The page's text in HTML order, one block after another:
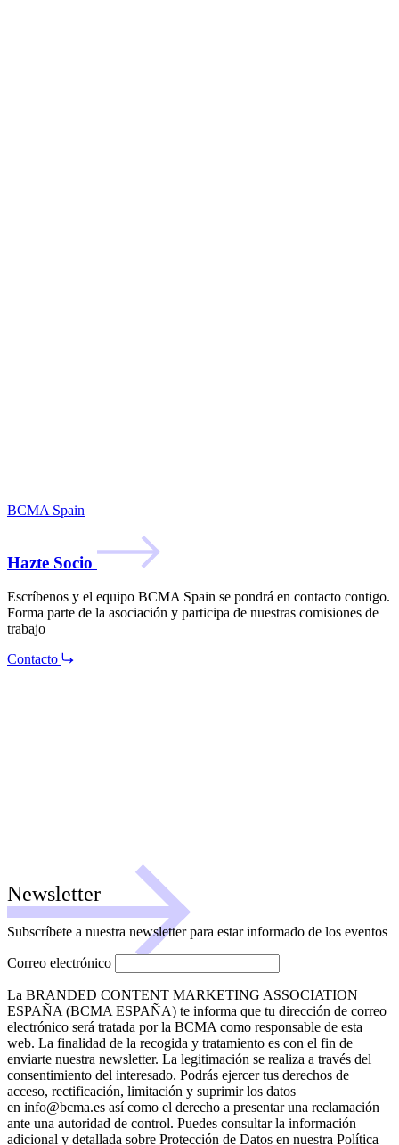
BCMA Spain
Hazte Socio
Escríbenos y el equipo BCMA Spain se pondrá en contacto contigo.
Forma parte de la asociación y participa de nuestras comisiones de
trabajo
Contacto
Newsletter
Subscríbete a nuestra newsletter para estar informado de los eventos
Correo electrónico
La BRANDED CONTENT MARKETING ASSOCIATION
ESPAÑA (BCMA ESPAÑA) te informa que tu dirección de correo
electrónico será tratada por la BCMA como responsable de esta
web. La finalidad de la recogida y tratamiento es con el fin de
enviarte nuestra newsletter. La legitimación se realiza a través del
consentimiento del interesado. Podrás ejercer tus derechos de
acceso, rectificación, limitación y suprimir los datos
en info@bcma.es así como el derecho a presentar una reclamación
ante una autoridad de control. Puedes consultar la información
adicional y detallada sobre Protección de Datos en nuestra Política